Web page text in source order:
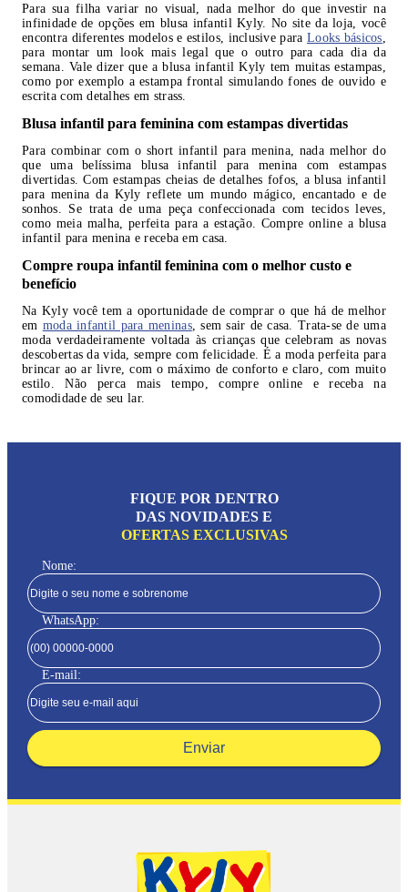
Para sua filha variar no visual, nada melhor do que investir na
infinidade de opções em blusa infantil Kyly. No site da loja, você
encontra diferentes modelos e estilos, inclusive para Looks básicos
para montar um look mais legal que o outro para cada dia da
semana. Vale dizer que a blusa infantil Kyly tem muitas estampas,
como por exemplo a estampa frontal simulando fones de ouvido e
escrita com detalhes em strass.
Blusa infantil para feminina com estampas divertidas
Para combinar com o short infantil para menina, nada melhor do
que uma belíssima blusa infantil para menina com estampas
divertidas. Com estampas cheias de detalhes fofos, a blusa infantil
para menina da Kyly reflete um mundo mágico, encantado e de
sonhos. Se trata de uma peça confeccionada com tecidos leves,
como meia malha, perfeita para a estação. Compre online a blusa
infantil para menina e receba em casa.
Compre roupa infantil feminina com o melhor custo e
benefício
Na Kyly você tem a oportunidade de comprar o que há de melhor
em moda infantil para meninas, sem sair de casa. Trata-se de uma
moda verdadeiramente voltada às crianças que celebram as novas
descobertas da vida, sempre com felicidade. É a moda perfeita para
brincar ao ar livre, com o máximo de conforto e claro, com muito
estilo. Não perca mais tempo, compre online e receba na
comodidade de seu lar.
FIQUE POR DENTRO
DAS NOVIDADES E
OFERTAS EXCLUSIVAS
Nome:
WhatsApp:
E-mail:
Enviar